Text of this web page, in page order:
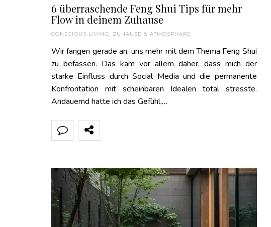
6 überraschende Feng Shui Tips für mehr
Flow in deinem Zuhause
CONSCIOUS LIVING, ZUHAUSE & ATMOSPHÄRE
Wir fangen gerade an, uns mehr mit dem Thema Feng Shui
zu befassen. Das kam vor allem daher, dass mich der
starke Einfluss durch Social Media und die permanente
Konfrontation mit scheinbaren Idealen total stresste.
Andauernd hatte ich das Gefühl,…